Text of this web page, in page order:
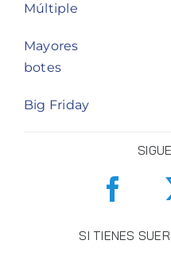
Múltiple
Mayores
botes
Big Friday
SI TIENES